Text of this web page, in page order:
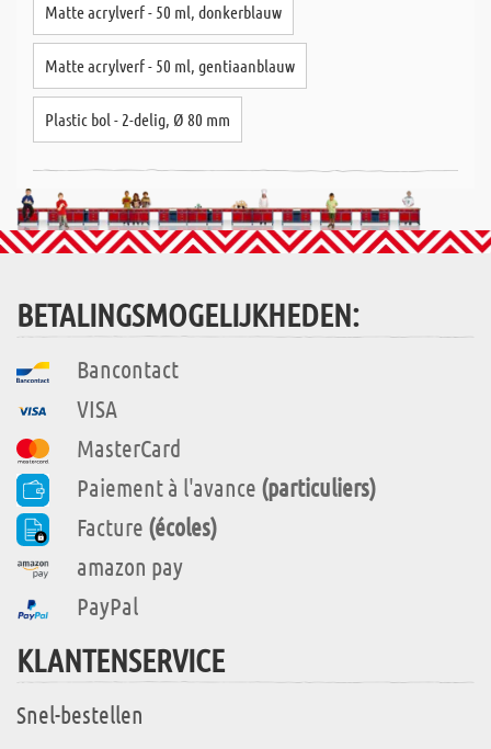
Matte acrylverf - 50 ml, donkerblauw
Matte acrylverf - 50 ml, gentiaanblauw
Plastic bol - 2-delig, Ø 80 mm
BETALINGSMOGELIJKHEDEN:
Bancontact
VISA
MasterCard
Paiement à l'avance (particuliers)
Facture (écoles)
amazon pay
PayPal
KLANTENSERVICE
Snel-bestellen